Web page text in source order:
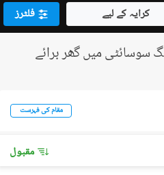
کرایہ کے لیے فلٹرز
سوسائٹی میں گھر برائے
مقام کی فہرست
مقبول